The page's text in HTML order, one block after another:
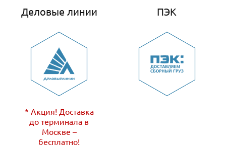
Деловые линии
* Акция! Доставка
до терминала в
Москве –
бесплатно!
ПЭК